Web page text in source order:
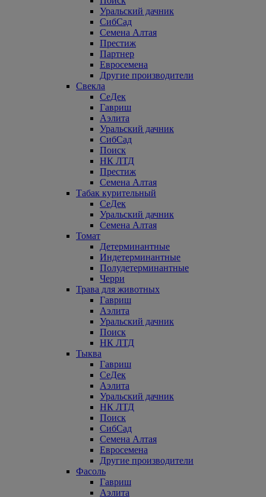
Уральский дачник
СибСад
Семена Алтая
Престиж
Партнер
Евросемена
Другие производители
Свекла
СеДек
Гавриш
Аэлита
Уральский дачник
СибСад
Поиск
НК ЛТД
Престиж
Семена Алтая
Табак курительный
СеДек
Уральский дачник
Семена Алтая
Томат
Детерминантные
Индетерминантные
Полудетерминантные
Черри
Трава для животных
Гавриш
Аэлита
Уральский дачник
Поиск
НК ЛТД
Тыква
Гавриш
СеДек
Аэлита
Уральский дачник
НК ЛТД
Поиск
СибСад
Семена Алтая
Евросемена
Другие производители
Фасоль
Гавриш
Аэлита